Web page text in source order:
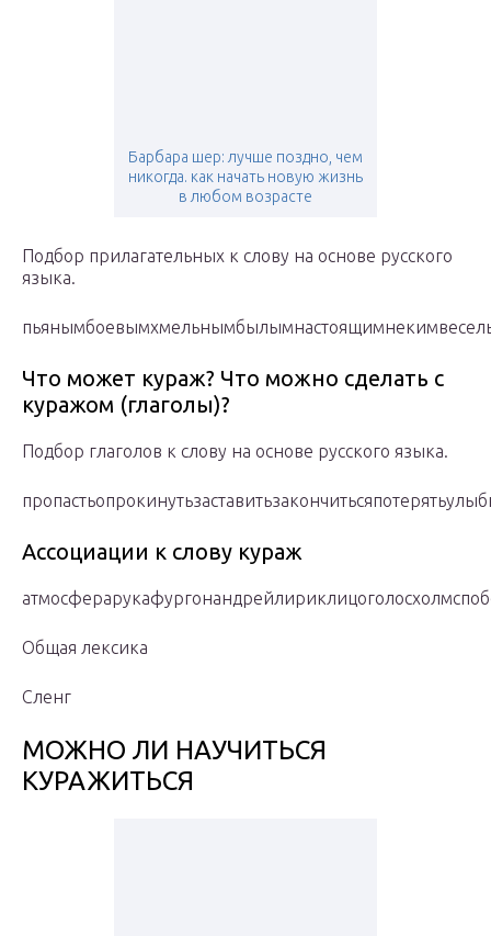
Барбара шер: лучше поздно, чем
никогда. как начать новую жизнь
в любом возрасте
Подбор прилагательных к слову на основе русского
языка.
Что может кураж? Что можно сделать с
куражом (глаголы)?
Подбор глаголов к слову на основе русского языка.
Ассоциации к слову кураж
Общая лексика
Сленг
МОЖНО ЛИ НАУЧИТЬСЯ
КУРАЖИТЬСЯ